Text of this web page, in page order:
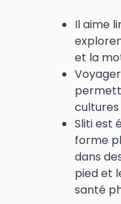
Il aime
et la
cultures
Sliti est
forme
dans
pied et
santé